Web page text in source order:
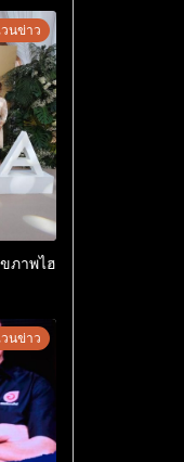
วนข่าว
ภาพไฮ
วนข่าว